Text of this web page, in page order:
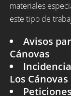
materiales
este tipo de
Avisos
Cánovas
Los Cánovas